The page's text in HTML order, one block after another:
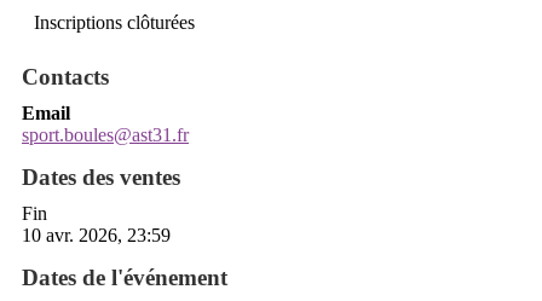
Inscriptions clôturées
Contacts
Email
sport.boules@ast31.fr
Dates des ventes
Fin
10 avr. 2026, 23:59
Dates de l'événement